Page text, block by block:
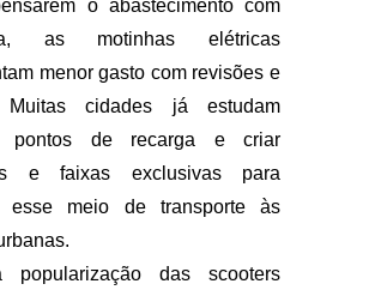
o abastecimento com
as motinhas elétricas
menor gasto com revisões e
Muitas cidades já estudam
pontos de recarga e criar
e faixas exclusivas para
esse meio de transporte às
popularização das scooters